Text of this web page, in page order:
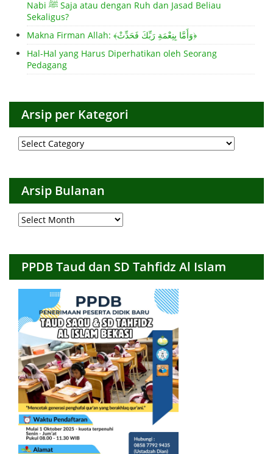
Nabi ﷺ Saja atau dengan Ruh dan Jasad Beliau
Sekaligus?
Makna Firman Allah: ﴾وَأَمَّا بِنِعْمَةِ رَبِّكَ فَحَدِّثْ﴿
Hal-Hal yang Harus Diperhatikan oleh Seorang
Pedagang
Arsip per Kategori
Arsip
per
Arsip Bulanan
Arsip
Bulanan
PPDB Taud dan SD Tahfidz Al Islam